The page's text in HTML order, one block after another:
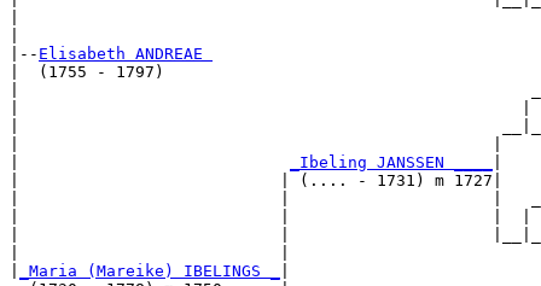
|-- Elisabeth ANDREAE
|  (1755 - 1797)
_Ibeling JANSSEN ____
|                           | (.... - 1731) m 1727|
_Maria (Mareike) IBELINGS _